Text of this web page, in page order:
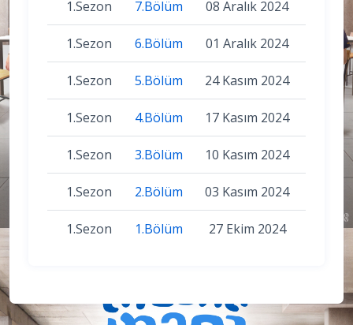
1.Sezon 7.Bölüm 08 Aralık 2024
1.Sezon 6.Bölüm 01 Aralık 2024
1.Sezon 5.Bölüm 24 Kasım 2024
1.Sezon 4.Bölüm 17 Kasım 2024
1.Sezon 3.Bölüm 10 Kasım 2024
1.Sezon 2.Bölüm 03 Kasım 2024
1.Sezon 1.Bölüm 27 Ekim 2024